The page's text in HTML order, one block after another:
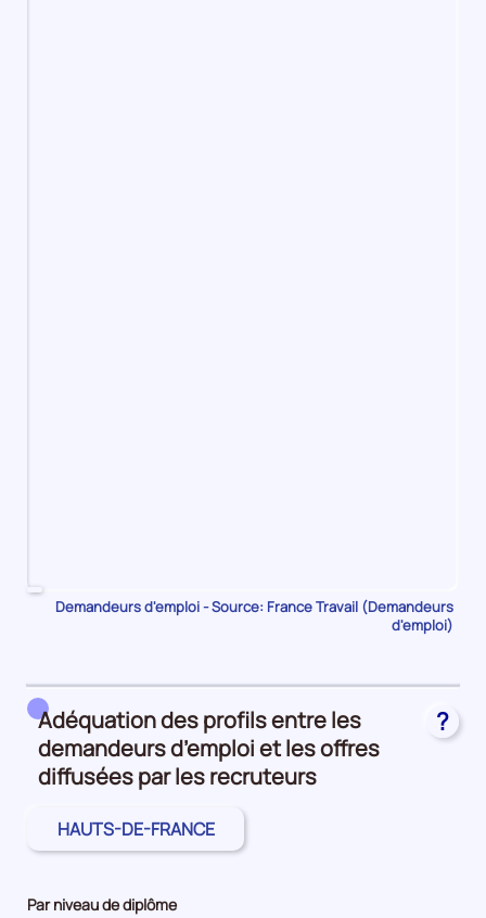
Pour
de
2023,
le
nombre
demandeurs
d'emploi
catégorie
Demandeurs d'emploi - Source: France Travail (Demandeurs
d'emploi)
Adéquation des profils entre les
demandeurs d’emploi et les offres
diffusées par les recruteurs
?
HAUTS-DE-FRANCE
Par niveau de diplôme